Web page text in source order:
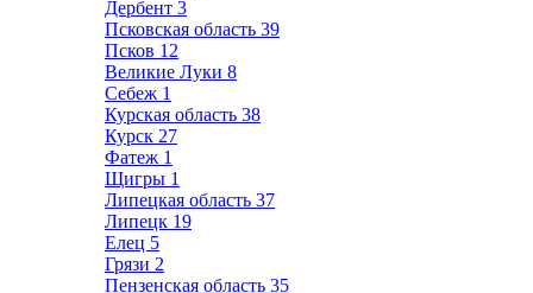
Дербент 3
Псковская область 39
Псков 12
Великие Луки 8
Себеж 1
Курская область 38
Курск 27
Фатеж 1
Щигры 1
Липецкая область 37
Липецк 19
Елец 5
Грязи 2
Пензенская область 35